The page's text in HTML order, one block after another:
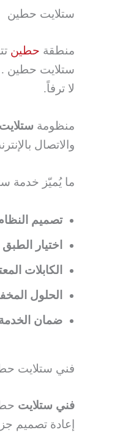
ستلايت حطين
منطقة حطين
ستلايت حطين .
لا ترفاً.
منظومة ستلايت
والاتصال
ما يُميّز خدمة
تصميم
اختيار
الكابلات
الحلول
ضمان
فني ستلايت
فني ستلايت
إعادة تصميم